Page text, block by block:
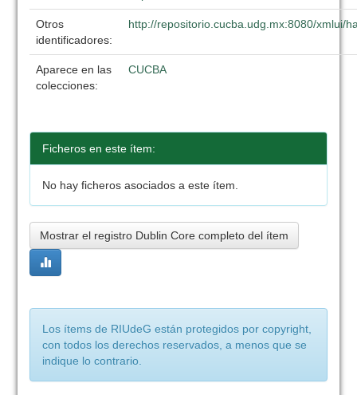
Otros
identificadores:
http://repositorio.cucba.udg.mx:8080/xmlui/
Aparece en las
colecciones:
CUCBA
Ficheros en este ítem:
No hay ficheros asociados a este ítem.
Mostrar el registro Dublin Core completo del ítem
Los ítems de RIUdeG están protegidos por copyright,
con todos los derechos reservados, a menos que se
indique lo contrario.